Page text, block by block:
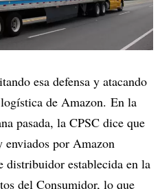
esa defensa y atacando
de Amazon. En la
pasada, la CPSC dice que
enviados por Amazon
establecida en la
del Consumidor, lo que